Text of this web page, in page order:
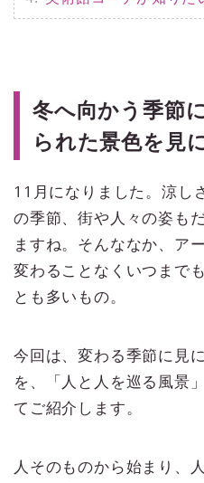
冬へ向かう季節
られた景色を見
11月になりました。涼し
の季節、街や人々の姿も
ますね。そんななか、ア
変わることなくいつまで
とも多いもの。
今回は、変わる季節に見
を、「人と人を巡る風景
てご紹介します。
人そのものから始まり、